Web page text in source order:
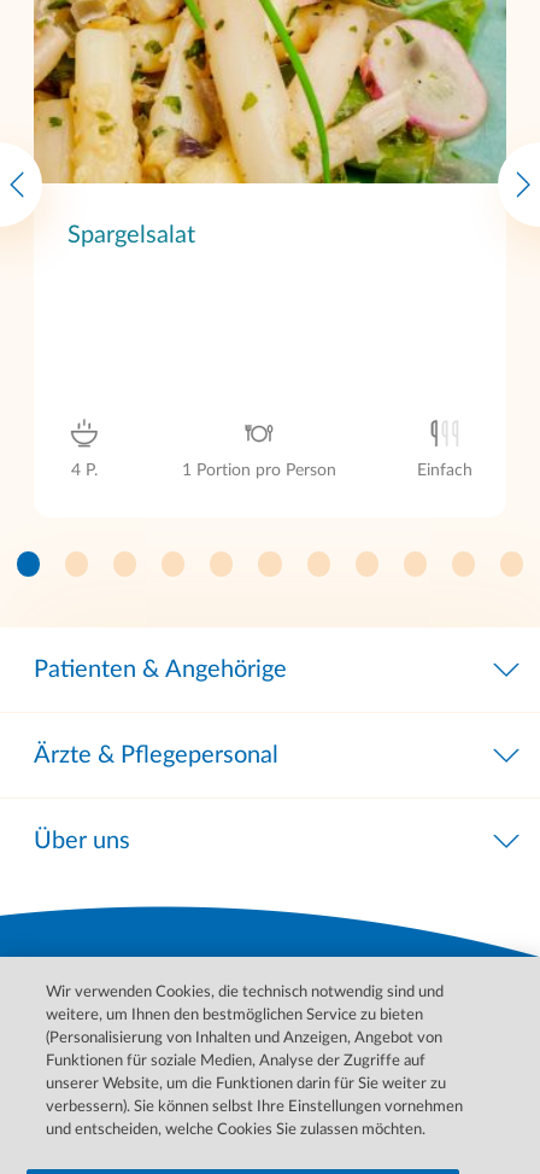
Spargelsalat
4 P. 1 Portion pro Person Einfach
Patienten & Angehörige
Ärzte & Pflegepersonal
Über uns
Bitte wenden Sie sich für Behandlungen, Diagnosen und
Informationen zu Ihren Erkrankungen an Ihren Arzt. Im Notfall
Wir verwenden Cookies, die technisch notwendig sind und
weitere, um Ihnen den bestmöglichen Service zu bieten
(Personalisierung von Inhalten und Anzeigen, Angebot von
Funktionen für soziale Medien, Analyse der Zugriffe auf
unserer Website, um die Funktionen darin für Sie weiter zu
verbessern). Sie können selbst Ihre Einstellungen vornehmen
und entscheiden, welche Cookies Sie zulassen möchten.